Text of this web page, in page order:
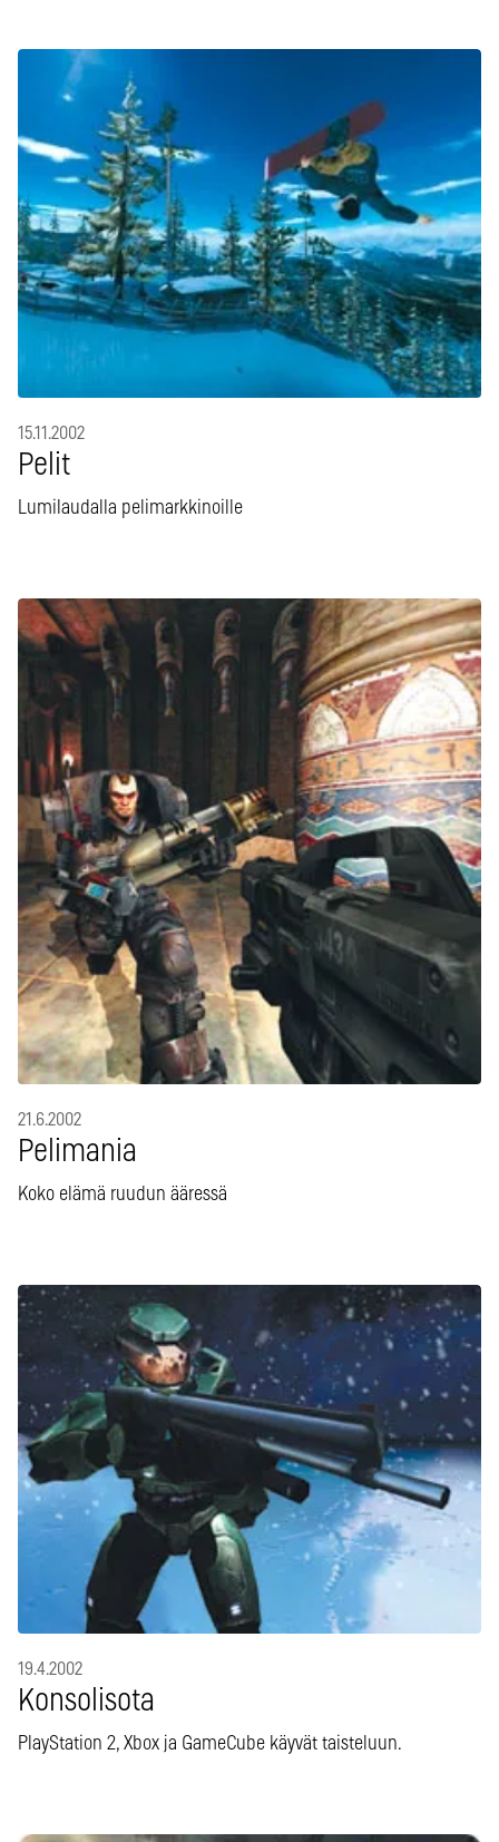
15.11.2002
Pelit
Lumilaudalla pelimarkkinoille
21.6.2002
Pelimania
Koko elämä ruudun ääressä
19.4.2002
Konsolisota
PlayStation 2, Xbox ja GameCube käyvät taisteluun.